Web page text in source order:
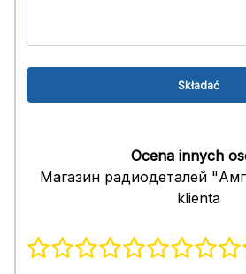
Ocena innych
Магазин радиодеталей
klienta